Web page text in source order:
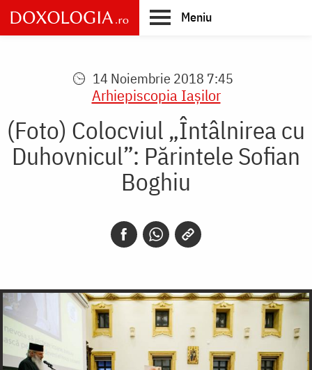
Skip
to
main
Meniu
14 Noiembrie 2018 7:45
Arhiepiscopia Iaşilor
(Foto) Colocviul „Întâlnirea cu
Duhovnicul”: Părintele Sofian
Boghiu